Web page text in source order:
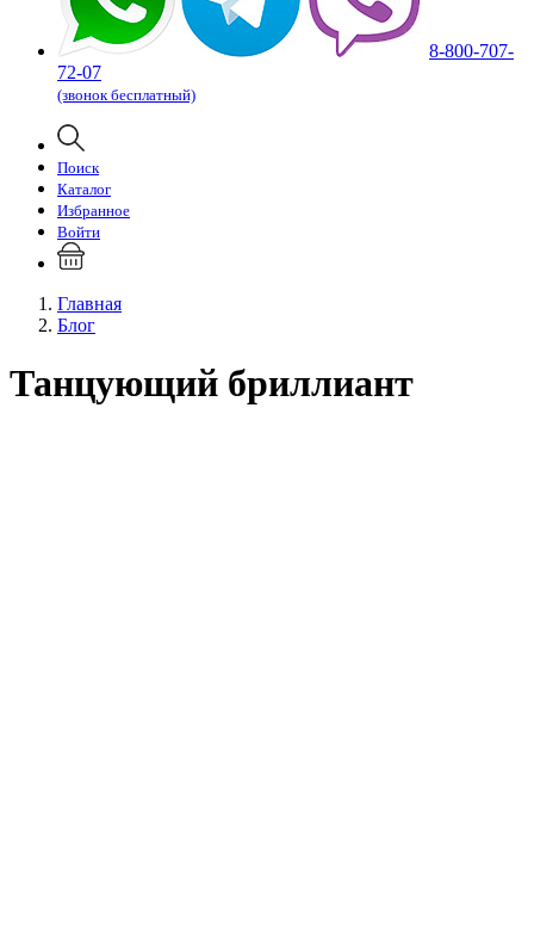
8-800-707-
72-07
(звонок бесплатный)
Поиск
Каталог
Избранное
Войти
Главная
Блог
Танцующий бриллиант